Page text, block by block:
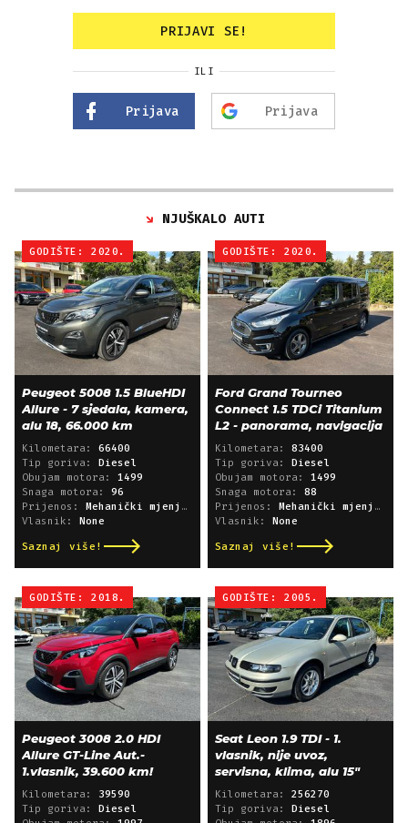
PRIJAVI SE!
ILI
Prijava Prijava
NJUŠKALO AUTI
GODIŠTE: 2020.
Peugeot 5008 1.5 BlueHDI
Allure - 7 sjedala, kamera,
alu 18, 66.000 km
Kilometara: 66400
Tip goriva: Diesel
Obujam motora: 1499
Snaga motora: 96
Prijenos: Mehanički mjenjač
Vlasnik: None
Saznaj više!
GODIŠTE: 2020.
Ford Grand Tourneo
Connect 1.5 TDCi Titanium
L2 - panorama, navigacija
Kilometara: 83400
Tip goriva: Diesel
Obujam motora: 1499
Snaga motora: 88
Prijenos: Mehanički mjenjač
Vlasnik: None
Saznaj više!
GODIŠTE: 2018.
Peugeot 3008 2.0 HDI
Allure GT-Line Aut.-
1.vlasnik, 39.600 km!
Kilometara: 39590
Tip goriva: Diesel
GODIŠTE: 2005.
Seat Leon 1.9 TDI - 1.
vlasnik, nije uvoz,
servisna, klima, alu 15"
Kilometara: 256270
Tip goriva: Diesel